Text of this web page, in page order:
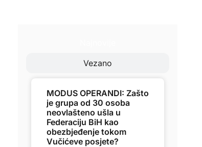
Vezano
MODUS OPERANDI: Zašto
je grupa od 30 osoba
neovlašteno ušla u
Federaciju BiH kao
obezbjeđenje tokom
Vučićeve posjete?